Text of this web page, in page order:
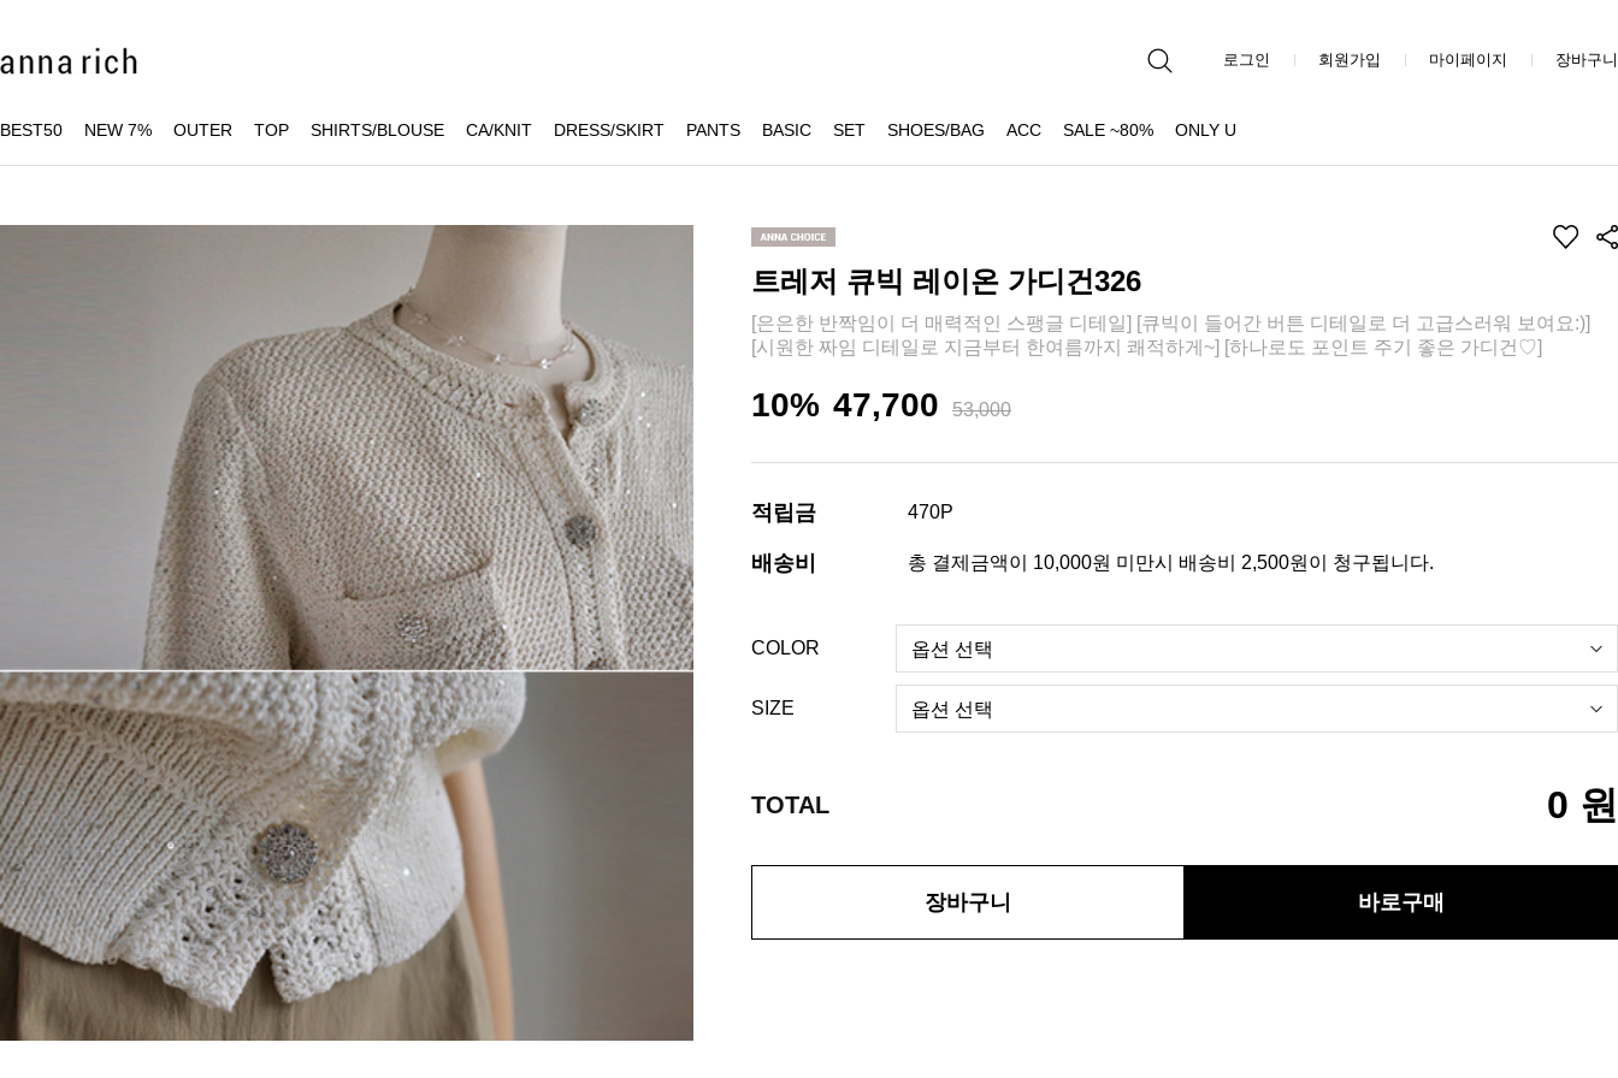
로그인 회원가입 마이페이지 장바구니
BEST50 NEW 7% OUTER TOP SHIRTS/BLOUSE CA/KNIT DRESS/SKIRT PANTS BASIC SET SHOES/BAG ACC SALE ~80% ONLY U
트레저 큐빅 레이온 가디건326
[은은한 반짝임이 더 매력적인 스팽글 디테일] [큐빅이 들어간 버튼 디테일로 더 고급스러워 보여요:)]
[시원한 짜임 디테일로 지금부터 한여름까지 쾌적하게~] [하나로도 포인트 주기 좋은 가디건♡]
10% 47,700 53,000
적립금 470P
배송비 총 결제금액이 10,000원 미만시 배송비 2,500원이 청구됩니다.
COLOR
SIZE
TOTAL 0 원
장바구니 바로구매